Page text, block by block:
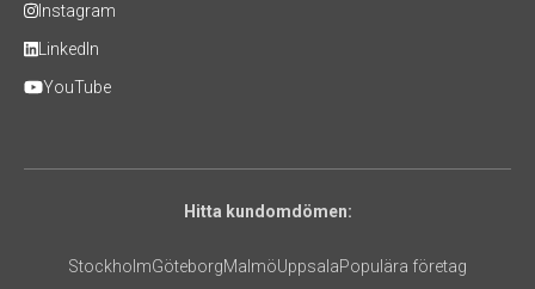
Instagram
LinkedIn
YouTube
Hitta kundomdömen:
StockholmGöteborgMalmöUppsalaPopulära företag